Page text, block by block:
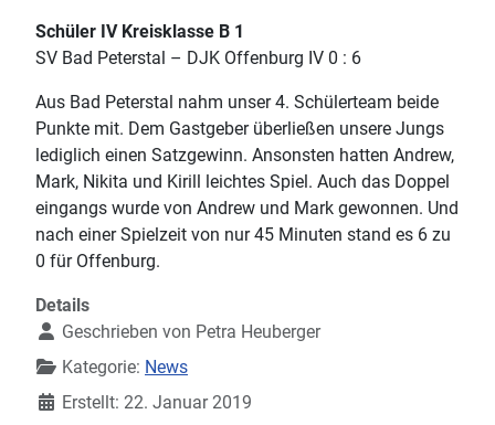
Schüler IV Kreisklasse B 1
SV Bad Peterstal – DJK Offenburg IV 0 : 6
Aus Bad Peterstal nahm unser 4. Schülerteam beide
Punkte mit. Dem Gastgeber überließen unsere Jungs
lediglich einen Satzgewinn. Ansonsten hatten Andrew,
Mark, Nikita und Kirill leichtes Spiel. Auch das Doppel
eingangs wurde von Andrew und Mark gewonnen. Und
nach einer Spielzeit von nur 45 Minuten stand es 6 zu
0 für Offenburg.
Details
Geschrieben von Petra Heuberger
Kategorie: News
Erstellt: 22. Januar 2019